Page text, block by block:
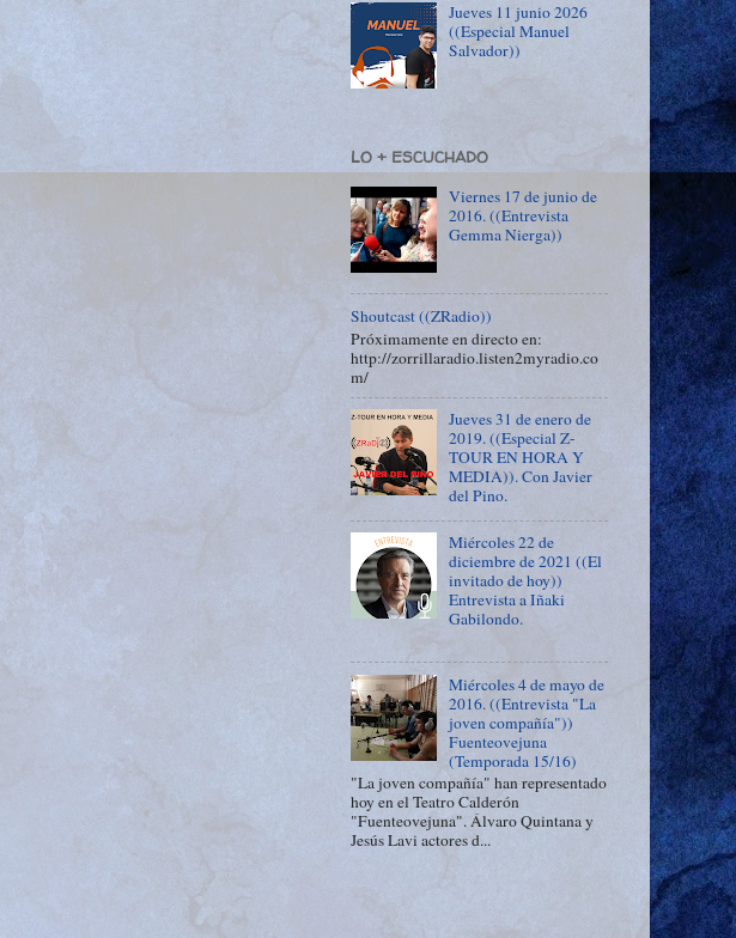
Jueves 11 junio 2026
((Especial Manuel
Salvador))
LO + ESCUCHADO
Viernes 17 de junio de
2016. ((Entrevista
Gemma Nierga))
Shoutcast ((ZRadio))
Próximamente en directo en:
http://zorrillaradio.listen2myradio.co
m/
Jueves 31 de enero de
2019. ((Especial Z-
TOUR EN HORA Y
MEDIA)). Con Javier
del Pino.
Miércoles 22 de
diciembre de 2021 ((El
invitado de hoy))
Entrevista a Iñaki
Gabilondo.
Miércoles 4 de mayo de
2016. ((Entrevista "La
joven compañía"))
Fuenteovejuna
(Temporada 15/16)
"La joven compañía" han representado
hoy en el Teatro Calderón
"Fuenteovejuna". Álvaro Quintana y
Jesús Lavi actores d...